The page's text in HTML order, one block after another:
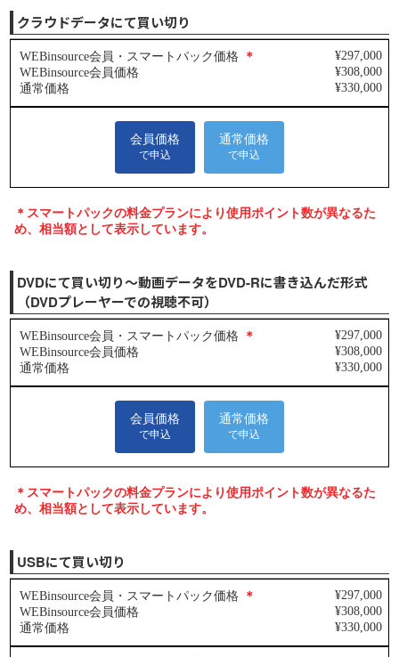
クラウドデータにて買い切り
DVDにて買い切り～動画データをDVD-Rに書き込んだ形式
（DVDプレーヤーでの視聴不可）
USBにて買い切り